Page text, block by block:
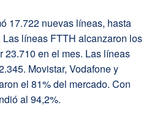
17.722 nuevas líneas, hasta
líneas FTTH alcanzaron los
23.710 en el mes. Las líneas
Movistar, Vodafone y
el 81% del mercado. Con
al 94,2%.